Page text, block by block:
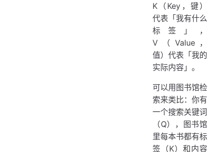
K（Key，键）
代表「我有什么
标签」，
V（Value，
值）代表「我的
实际内容」。
可以用图书馆检
索来类比：你有
一个搜索关键词
（Q），图书馆
里每本书都有标
签（K）和内容